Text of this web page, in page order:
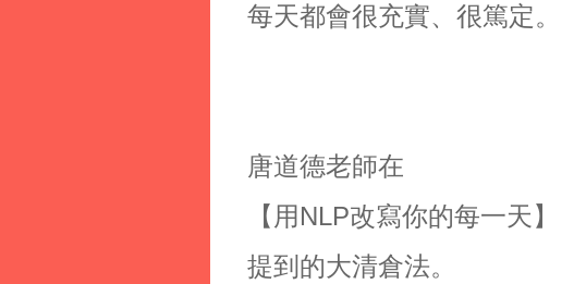
每天都會很充實、很篤定。
唐道德老師在
【用NLP改寫你的每一天】
提到的大清倉法。